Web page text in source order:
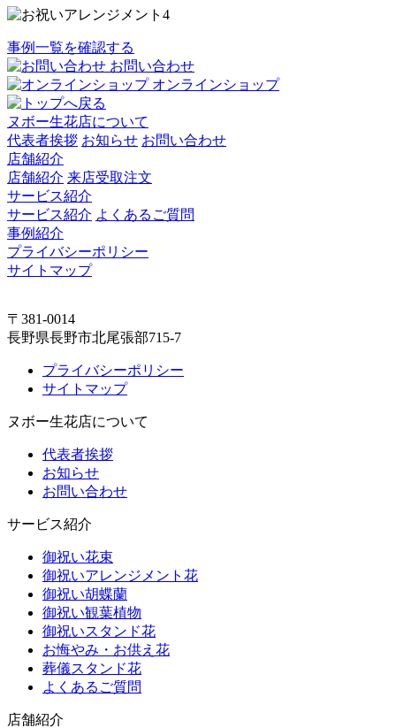
事例一覧を確認する
お問い合わせ
オンラインショップ
ヌボー生花店について
代表者挨拶 お知らせ お問い合わせ
店舗紹介
店舗紹介 来店受取注文
サービス紹介
サービス紹介 よくあるご質問
事例紹介
プライバシーポリシー
サイトマップ
〒381-0014
長野県長野市北尾張部715-7
プライバシーポリシー
サイトマップ
ヌボー生花店について
代表者挨拶
お知らせ
お問い合わせ
サービス紹介
御祝い花束
御祝いアレンジメント花
御祝い胡蝶蘭
御祝い観葉植物
御祝いスタンド花
お悔やみ・お供え花
葬儀スタンド花
よくあるご質問
店舗紹介